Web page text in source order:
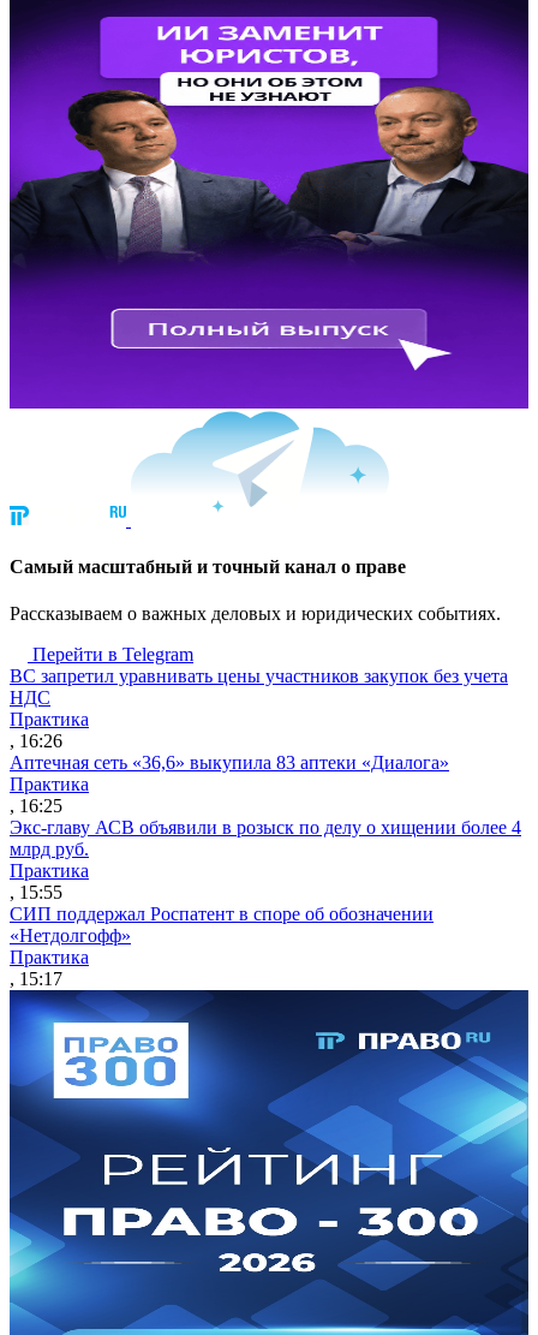
Cамый масштабный и точный канал о праве
Рассказываем о важных деловых и юридических событиях.
Перейти в Telegram
ВС запретил уравнивать цены участников закупок без учета
НДС
Практика
, 16:26
Аптечная сеть «36,6» выкупила 83 аптеки «Диалога»
Практика
, 16:25
Экс-главу АСВ объявили в розыск по делу о хищении более 4
млрд руб.
Практика
, 15:55
СИП поддержал Роспатент в споре об обозначении
«Нетдолгофф»
Практика
, 15:17